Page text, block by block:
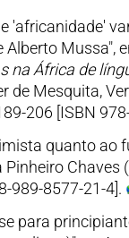
'africanidade'
Mussa",
África de
de Mesquita,
206 [ISBN
quanto ao
Pinheiro Chaves
989-8577-21-4].
para